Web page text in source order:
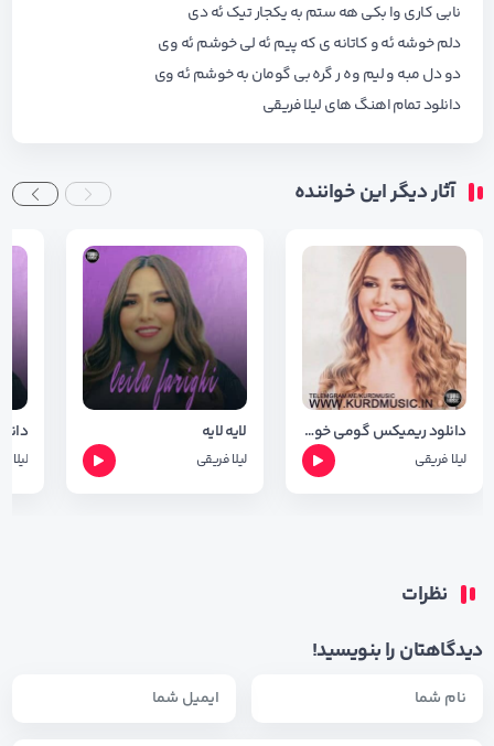
نابی کاری وا بکی هه ستم به یکجار تیک ئه دی
دلم خوشه ئه و کاتانه ی که پیم ئه لی خوشم ئه وی
دو دل مبه و لیم وه ر گره بی گومان به خوشم ئه وی
دانلود تمام اهنگ هایلیلا فریقی
آثار دیگر این خواننده
دانلود ریمیکس گومی خوین از لیلا فریقی ( جدید )
لیلا فریقی
لایه لایه
لیلا فریقی لیلا
نظرات
دیدگاهتان را بنویسید!